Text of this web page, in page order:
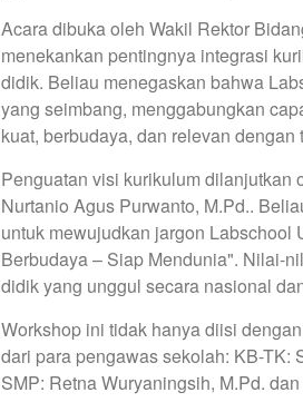
Acara dibuka oleh Wakil Rektor
menekankan pentingnya integrasi
didik. Beliau menegaskan bahwa
yang seimbang, menggabungkan
kuat, berbudaya, dan relevan dengan
Penguatan visi kurikulum dilanjutkan
Nurtanio Agus Purwanto, M.Pd..
untuk mewujudkan jargon Labschool
Berbudaya – Siap Mendunia". Nilai-
didik yang unggul secara nasional
Workshop ini tidak hanya diisi
dari para pengawas sekolah: KB-TK:
SMP: Retna Wuryaningsih, M.Pd.